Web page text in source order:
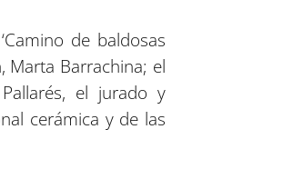
de baldosas
Marta Barrachina; el
el jurado y
cerámica y de las